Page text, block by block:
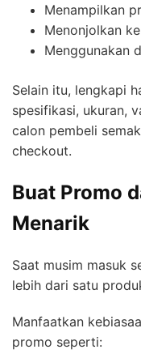
Menampilkan
Menonjolkan
Menggunakan
Selain itu, lengkapi
spesifikasi, ukuran,
calon pembeli
checkout.
Buat Promo
Menarik
Saat musim masuk
lebih dari satu
Manfaatkan
promo seperti: